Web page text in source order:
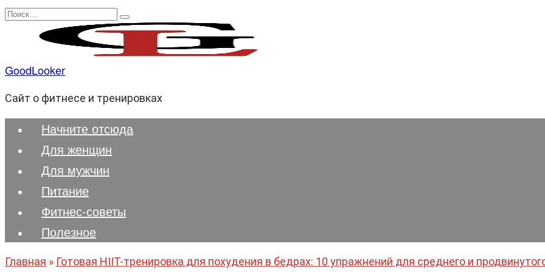
Перейти
содержанию
Search
GoodLooker
Сайт о фитнесе и тренировках
Начните отсюда
Для женщин
Для мужчин
Питание
Фитнес-советы
Полезноe
Главная » Готовая HIIT-тренировка для похудения в бедрах: 10 упражнений для среднего и